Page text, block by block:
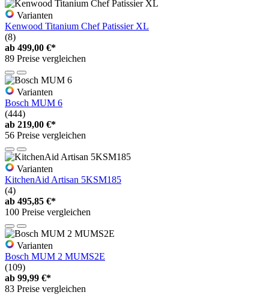
Varianten
Kenwood Titanium Chef Patissier XL
(8)
ab 499,00 €*
89 Preise vergleichen
Varianten
Bosch MUM 6
(444)
ab 219,00 €*
56 Preise vergleichen
Varianten
KitchenAid Artisan 5KSM185
(4)
ab 495,85 €*
100 Preise vergleichen
Varianten
Bosch MUM 2 MUMS2E
(109)
ab 99,99 €*
83 Preise vergleichen